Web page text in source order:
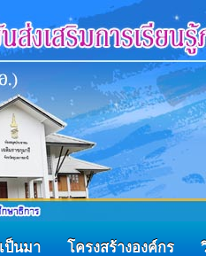
ป็นมา โครงสร้างองค์กร